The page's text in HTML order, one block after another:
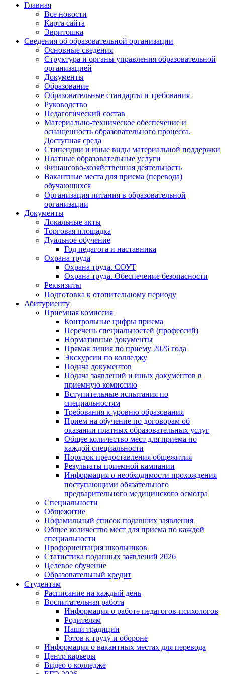
Главная
Все новости
Карта сайта
Эвритошка
Сведения об образовательной организации
Основные сведения
Структура и органы управления образовательной
организацией
Документы
Образование
Образовательные стандарты и требования
Руководство
Педагогический состав
Материально-техническое обеспечение и
оснащенность образовательного процесса.
Доступная среда
Стипендии и иные виды материальной поддержки
Платные образовательные услуги
Финансово-хозяйственная деятельность
Вакантные места для приема (перевода)
обучающихся
Организация питания в образовательной
организации
Документы
Локальные акты
Торговая площадка
Дуальное обучение
Год педагога и наставника
Охрана труда
Охрана труда. СОУТ
Охрана труда. Обеспечение безопасности
Реквизиты
Подготовка к отопительному периоду
Абитуриенту
Приемная комиссия
Контрольные цифры приема
Перечень специальностей (профессий)
Нормативные документы
Прямая линия по приему 2026 года
Экскурсии по колледжу
Подача документов
Подача заявлений и иных документов в
приемную комиссию
Вступительные испытания по
специальностям
Требования к уровню образования
Прием на обучение по договорам об
оказании платных образовательных услуг
Общее количество мест для приема по
каждой специальности
Порядок предоставления общежития
Результаты приемной кампании
Информация о необходимости прохождения
поступающими обязательного
предварительного медицинского осмотра
Специальности
Общежитие
Пофамильный список подавших заявления
Общее количество мест для приема по каждой
специальности
Профориентация школьников
Статистика поданных заявлений 2026
Целевое обучение
Образовательный кредит
Студентам
Расписание на каждый день
Воспитательная работа
Информация о работе педагогов-психологов
Родителям
Наши традиции
Готов к труду и обороне
Информация о вакантных местах для перевода
Центр карьеры
Видео о колледже